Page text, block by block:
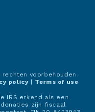
voorbehouden.
policy Terms of use
IRS erkend als een
zijn fiscaal